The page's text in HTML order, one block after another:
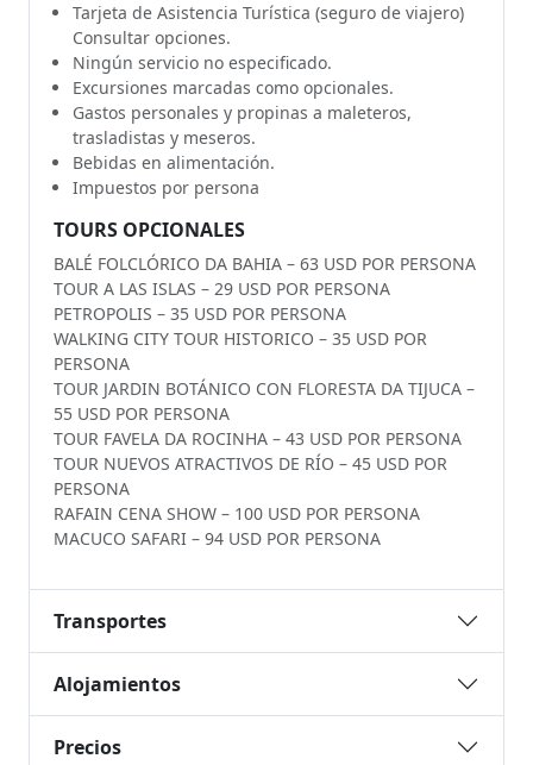
Tarjeta de Asistencia Turística (seguro de viajero)
Consultar opciones.
Ningún servicio no especificado.
Excursiones marcadas como opcionales.
Gastos personales y propinas a maleteros,
trasladistas y meseros.
Bebidas en alimentación.
Impuestos por persona
TOURS OPCIONALES
BALÉ FOLCLÓRICO DA BAHIA – 63 USD POR PERSONA
TOUR A LAS ISLAS – 29 USD POR PERSONA
PETROPOLIS – 35 USD POR PERSONA
WALKING CITY TOUR HISTORICO – 35 USD POR
PERSONA
TOUR JARDIN BOTÁNICO CON FLORESTA DA TIJUCA –
55 USD POR PERSONA
TOUR FAVELA DA ROCINHA – 43 USD POR PERSONA
TOUR NUEVOS ATRACTIVOS DE RÍO – 45 USD POR
PERSONA
RAFAIN CENA SHOW – 100 USD POR PERSONA
MACUCO SAFARI – 94 USD POR PERSONA
Transportes
Alojamientos
Precios